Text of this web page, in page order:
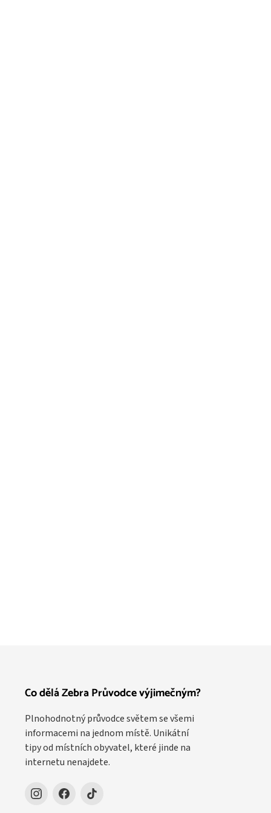
Co dělá Zebra Průvodce výjimečným?
Plnohodnotný průvodce světem se všemi
informacemi na jednom místě. Unikátní
tipy od místních obyvatel, které jinde na
internetu nenajdete.